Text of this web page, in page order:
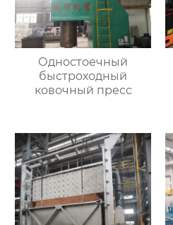
Одностоечный
быстроходный
ковочный пресс